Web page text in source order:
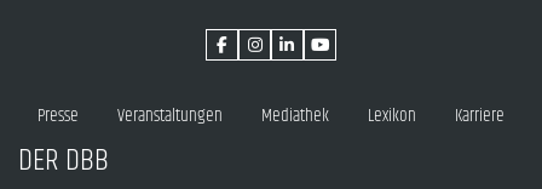
Presse Veranstaltungen Mediathek Lexikon Karriere
DER DBB